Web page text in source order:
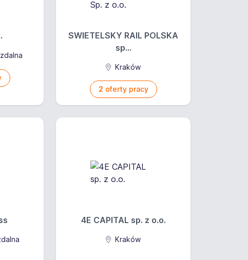
SWIETELSKY RAIL POLSKA
sp...
Kraków
2 oferty pracy
4E CAPITAL sp. z o.o.
Kraków